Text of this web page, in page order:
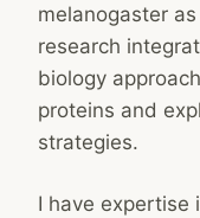
melanogaster
research
biology
proteins and
strategies.
I have expertise